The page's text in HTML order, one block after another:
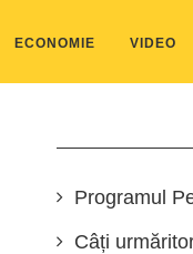
ECONOMIE VIDEO
Programul
Câți